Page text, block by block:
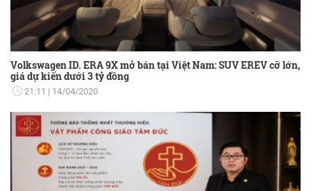
Volkswagen ID. ERA 9X mở bán tại Việt Nam: SUV EREV cỡ lớn,
giá dự kiến dưới 3 tỷ đồng
21:11 14/04/2020